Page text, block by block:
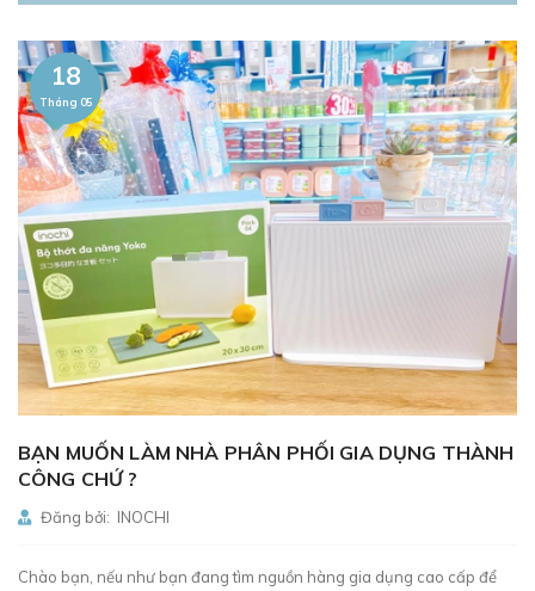
18
Tháng 05
BẠN MUỐN LÀM NHÀ PHÂN PHỐI GIA DỤNG THÀNH
CÔNG CHỨ ?
Đăng bởi: INOCHI
Chào bạn, nếu như bạn đang tìm nguồn hàng gia dụng cao cấp để